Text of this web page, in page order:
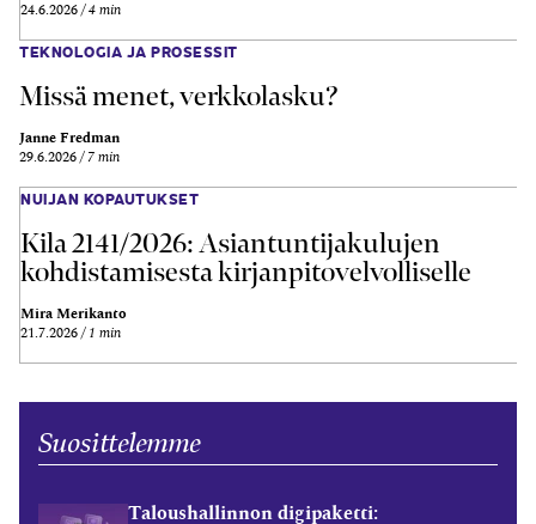
24.6.2026 4 min
TEKNOLOGIA JA PROSESSIT
Missä menet, verkkolasku?
Janne Fredman
29.6.2026 7 min
NUIJAN KOPAUTUKSET
Kila 2141/2026: Asiantuntijakulujen
kohdistamisesta kirjanpitovelvolliselle
Mira Merikanto
21.7.2026 1 min
Suosittelemme
Taloushallinnon digipaketti: